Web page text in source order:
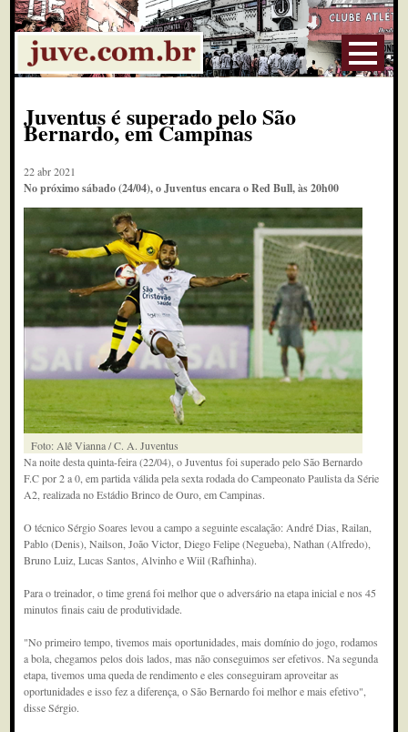
Juventus é superado pelo São
Bernardo, em Campinas
22 abr 2021
No próximo sábado (24/04), o Juventus encara o Red Bull, às 20h00
Foto: Alê Vianna / C. A. Juventus
Na noite desta quinta-feira (22/04), o Juventus foi superado pelo São Bernardo
F.C por 2 a 0, em partida válida pela sexta rodada do Campeonato Paulista da Série
A2, realizada no Estádio Brinco de Ouro, em Campinas.
O técnico Sérgio Soares levou a campo a seguinte escalação: André Dias, Railan,
Pablo (Denis), Nailson, João Victor, Diego Felipe (Negueba), Nathan (Alfredo),
Bruno Luiz, Lucas Santos, Alvinho e Wiil (Rafhinha).
Para o treinador, o time grená foi melhor que o adversário na etapa inicial e nos 45
minutos finais caiu de produtividade.
"No primeiro tempo, tivemos mais oportunidades, mais domínio do jogo, rodamos
a bola, chegamos pelos dois lados, mas não conseguimos ser efetivos. Na segunda
etapa, tivemos uma queda de rendimento e eles conseguiram aproveitar as
oportunidades e isso fez a diferença, o São Bernardo foi melhor e mais efetivo",
disse Sérgio.